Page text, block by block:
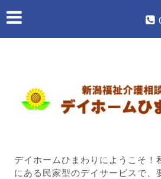
デイホームひまわりにようこそ！
にある民家型のデイサービスで、